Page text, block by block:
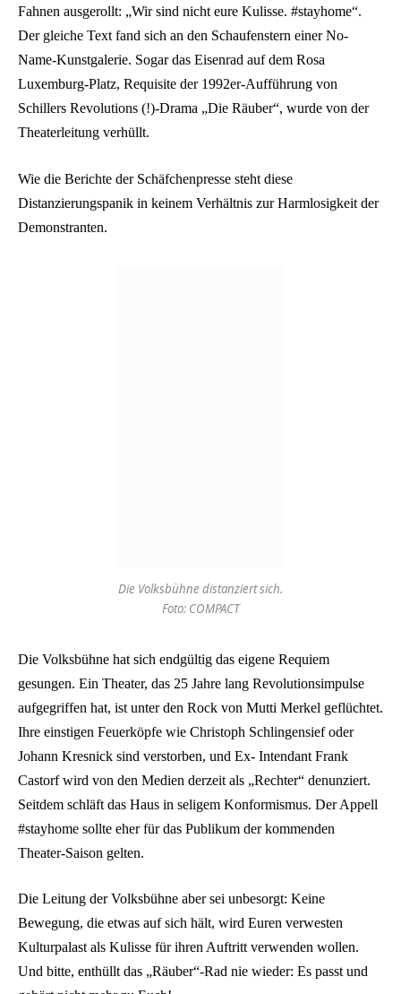
Fahnen ausgerollt: „Wir sind nicht eure Kulisse. #stayhome“.
Der gleiche Text fand sich an den Schaufenstern einer No-
Name-Kunstgalerie. Sogar das Eisenrad auf dem Rosa
Luxemburg-Platz, Requisite der 1992er-Aufführung von
Schillers Revolutions (!)-Drama „Die Räuber“, wurde von der
Theaterleitung verhüllt.
Wie die Berichte der Schäfchenpresse steht diese
Distanzierungspanik in keinem Verhältnis zur Harmlosigkeit der
Demonstranten.
Die Volksbühne distanziert sich.
Foto: COMPACT
Die Volksbühne hat sich endgültig das eigene Requiem
gesungen. Ein Theater, das 25 Jahre lang Revolutionsimpulse
aufgegriffen hat, ist unter den Rock von Mutti Merkel geflüchtet.
Ihre einstigen Feuerköpfe wie Christoph Schlingensief oder
Johann Kresnick sind verstorben, und Ex- Intendant Frank
Castorf wird von den Medien derzeit als „Rechter“ denunziert.
Seitdem schläft das Haus in seligem Konformismus. Der Appell
#stayhome sollte eher für das Publikum der kommenden
Theater-Saison gelten.
Die Leitung der Volksbühne aber sei unbesorgt: Keine
Bewegung, die etwas auf sich hält, wird Euren verwesten
Kulturpalast als Kulisse für ihren Auftritt verwenden wollen.
Und bitte, enthüllt das „Räuber“-Rad nie wieder: Es passt und